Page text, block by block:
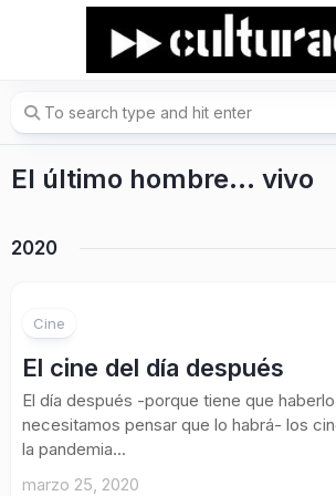
El último hombre… vivo
2020
Cine
El cine del día después
El día después -porque tiene que
necesitamos pensar que lo habrá- los
la pandemia...
marzo 25, 2020